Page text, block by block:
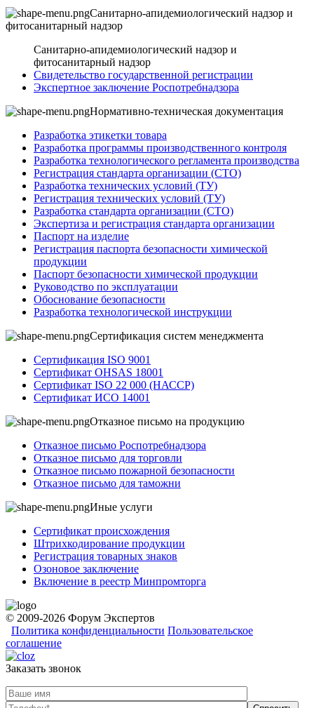
Санитарно-апидемиологический надзор и
фитосанитарный надзор
Санитарно-апидемиологический надзор и
фитосанитарный надзор
Свидетельство государственной регистрации
Экспертное заключение Роспотребнадзора
Нормативно-техническая документация
Разработка этикетки товара
Разработка программы производственного контроля
Разработка технологического регламента производства
Регистрация стандарта организации (СТО)
Разработка технических условий (ТУ)
Регистрация технических условий (ТУ)
Разработка стандарта организации (СТО)
Экспертиза и регистрация стандарта организации
Паспорт на изделие
Регистрация паспорта безопасности химической
продукции
Паспорт безопасности химической продукции
Руководство по эксплуатации
Обоснование безопасности
Разработка технологической инструкции
Сертификация систем менеджмента
Сертификация ISO 9001
Сертификат OHSAS 18001
Сертификат ISO 22 000 (НАССР)
Сертификат ИСО 14001
Отказное письмо на продукцию
Отказное письмо Роспотребнадзора
Отказное письмо для торговли
Отказное письмо пожарной безопасности
Отказное письмо для таможни
Иные услуги
Сертификат происхождения
Штрихкодирование продукции
Регистрация товарных знаков
Озоновое заключение
Включение в реестр Минпромторга
© 2009-2026 Форум Экспертов
Политика конфиденциальности Пользовательское
соглашение
Заказать звонок